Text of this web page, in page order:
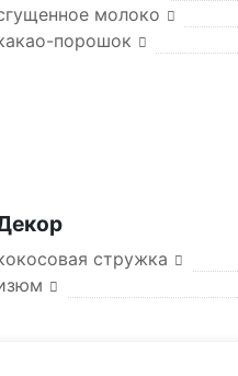
молоко
порошок
стружка